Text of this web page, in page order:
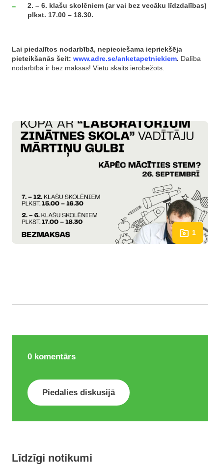
2. – 6. klašu skolēniem (ar vai bez vecāku līdzdalības)
plkst. 17.00 – 18.30.
Lai piedalītos nodarbībā, nepieciešama iepriekšēja
pieteikšanās šeit: www.adre.se/anketapetniekiem. Dalība
nodarbībā ir bez maksas! Vietu skaits ierobežots.
1
0 komentārs
Piedalies diskusijā
Līdzīgi notikumi